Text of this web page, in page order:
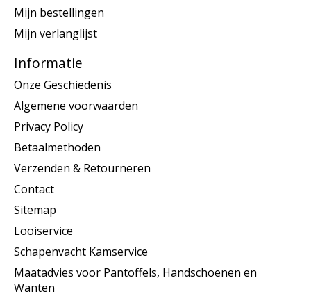
Mijn bestellingen
Mijn verlanglijst
Informatie
Onze Geschiedenis
Algemene voorwaarden
Privacy Policy
Betaalmethoden
Verzenden & Retourneren
Contact
Sitemap
Looiservice
Schapenvacht Kamservice
Maatadvies voor Pantoffels, Handschoenen en
Wanten